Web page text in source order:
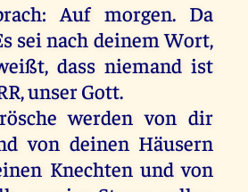
:Auf morgen. Da
sei nach deinem Wort,
, dassniemand ist
,unserGott.
werden von dir
von deinen Häusern
Knechten und von